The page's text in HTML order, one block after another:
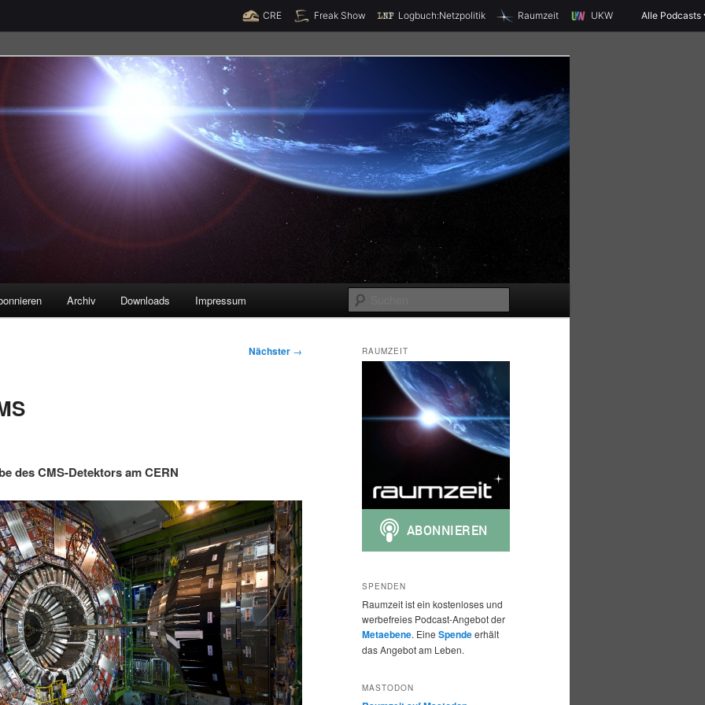
Spende jetzt!
CRE Freak Show Logbuch:Netzpolitik Raumzeit UKW Alle Podcasts
u
Archiv Downloads Impressum
Nächster →
des CMS-Detektors am CERN
RAUMZEIT
SPENDEN
Raumzeit ist ein kostenloses und
werbefreies Podcast-Angebot der
Metaebene. Eine Spendeerhält
das Angebot am Leben.
MASTODON